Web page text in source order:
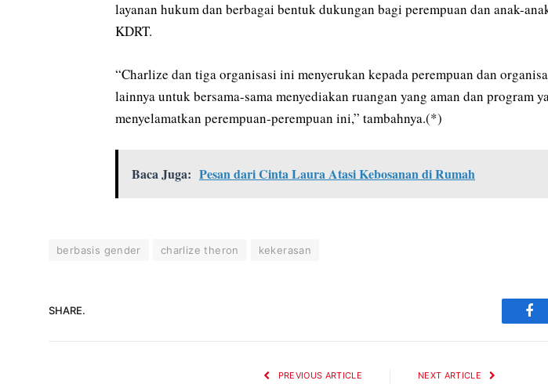
layanan hukum dan berbagai bentuk dukungan bagi perempuan dan anak-
KDRT.
“Charlize dan tiga organisasi ini menyerukan kepada perempuan dan
lainnya untuk bersama-sama menyediakan ruangan yang aman dan program
menyelamatkan perempuan-perempuan ini,” tambahnya.(*)
Baca Juga: Pesan dari Cinta Laura Atasi Kebosanan di Rumah
berbasis gender charlize theron kekerasan
SHARE.
PREVIOUS ARTICLE NEXT ARTICLE